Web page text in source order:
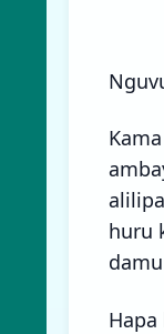
huru